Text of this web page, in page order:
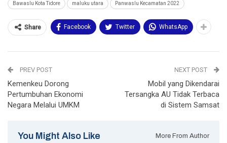
Bawaslu Kota Tidore maluku utara Panwaslu Kecamatan 2022
Share Facebook Twitter WhatsApp
PREV POST
Kemenkeu Dorong
Pertumbuhan Ekonomi
Negara Melalui UMKM
NEXT POST
Mobil yang Dikendarai
Tersangka AU Tidak Terbaca
di Sistem Samsat
You Might Also Like More From Author